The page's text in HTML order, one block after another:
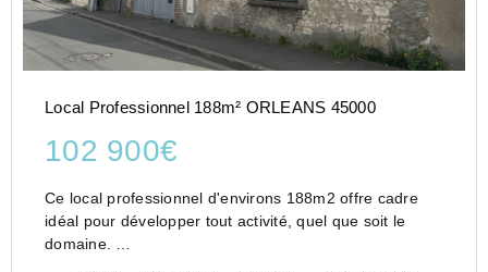
Local Professionnel 188m² ORLEANS 45000
102 900€
Ce local professionnel d'environs 188m2 offre cadre
idéal pour développer tout activité, quel que soit le
domaine.